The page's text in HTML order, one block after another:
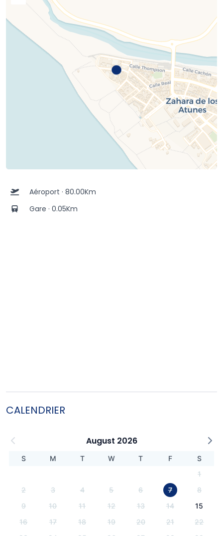
Aéroport · 80.00Km
Gare · 0.05Km
CALENDRIER
August 2026
S M T W T F
S
1
2
3 4 5 6 7
8
9
10 11 12 13 14
15
16
17 18 19 20 21
22